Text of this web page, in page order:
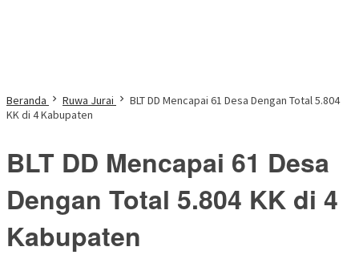
Beranda Ruwa Jurai
BLT DD Mencapai 61 Desa Dengan Total 5.804
KK di 4 Kabupaten
BLT DD Mencapai 61 Desa
Dengan Total 5.804 KK di 4
Kabupaten